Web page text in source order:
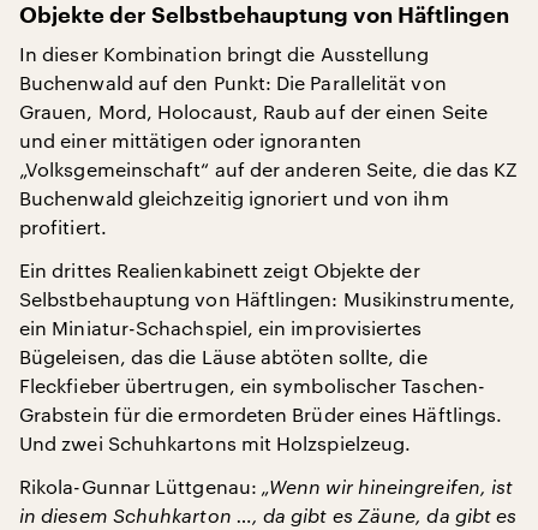
Objekte der Selbstbehauptung von Häftlingen
In dieser Kombination bringt die Ausstellung
Buchenwald auf den Punkt: Die Parallelität von
Grauen, Mord, Holocaust, Raub auf der einen Seite
und einer mittätigen oder ignoranten
„Volksgemeinschaft“ auf der anderen Seite, die das KZ
Buchenwald gleichzeitig ignoriert und von ihm
profitiert.
Ein drittes Realienkabinett zeigt Objekte der
Selbstbehauptung von Häftlingen: Musikinstrumente,
ein Miniatur-Schachspiel, ein improvisiertes
Bügeleisen, das die Läuse abtöten sollte, die
Fleckfieber übertrugen, ein symbolischer Taschen-
Grabstein für die ermordeten Brüder eines Häftlings.
Und zwei Schuhkartons mit Holzspielzeug.
Rikola-Gunnar Lüttgenau: „Wenn wir hineingreifen, ist
in diesem Schuhkarton …, da gibt es Zäune, da gibt es